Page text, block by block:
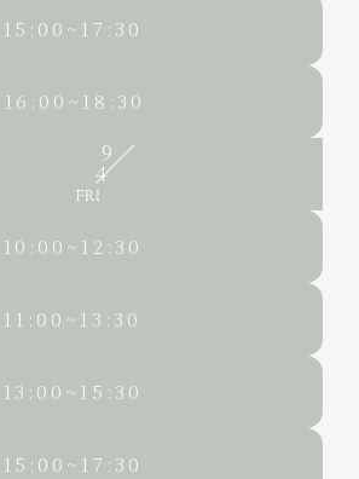
15:00~17:30
16:00~18:30
9
4
10:00~12:30
11:00~13:30
13:00~15:30
15:00~17:30